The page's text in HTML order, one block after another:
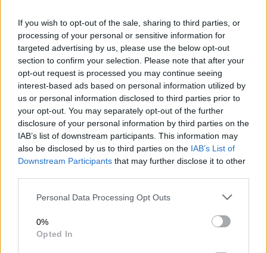
If you wish to opt-out of the sale, sharing to third parties, or
processing of your personal or sensitive information for
targeted advertising by us, please use the below opt-out
section to confirm your selection. Please note that after your
opt-out request is processed you may continue seeing
interest-based ads based on personal information utilized by
us or personal information disclosed to third parties prior to
your opt-out. You may separately opt-out of the further
disclosure of your personal information by third parties on the
IAB’s list of downstream participants. This information may
also be disclosed by us to third parties on the IAB’s List of
Downstream Participants that may further disclose it to other
Please note that this website/app uses one or more Google
not limited to your visit or usage behaviour. You may click to
grant or deny consent to Google and its third-party tags to
Personal Data Processing Opt Outs
0%
Opted In
Σημειώνεται ότι οιΓαλλία, Αυστρία και
Ηνωμένο Βασίλειο εμφανίζονται κανονικά
στη βραδιά, ωστόσο έχουν ήδη προκριθεί
απευθείαςστον μεγάλο τελικό.
Οι χώρες που φαίνεται να
«κλειδώνουν» την πρόκριση
Σύμφωνα με τις προβλέψεις και τις
αποδόσεις του Eurovisionworld, ηΔανία, η
Αυστραλία, η Ουκρανία και η Ρουμανία
φαίνεται πως έχουν εξαιρετικά μεγάλες
παρουσία τους στον τελικό του Σαββάτου.